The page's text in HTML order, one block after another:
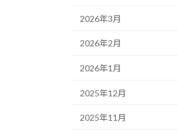
2026年3月
2026年2月
2026年1月
2025年12月
2025年11月